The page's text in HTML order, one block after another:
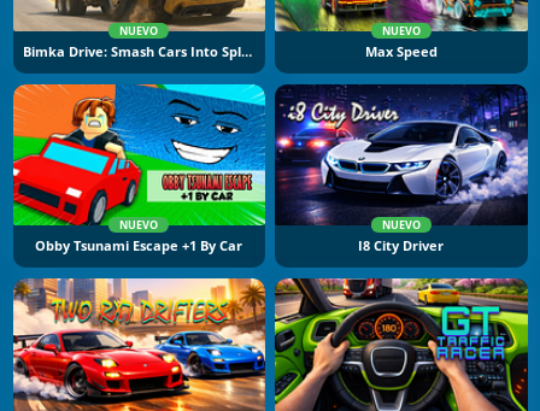
NUEVO
Bimka Drive: Smash Cars Into Splinters
NUEVO
Max Speed
NUEVO
Obby Tsunami Escape +1 By Car
NUEVO
I8 City Driver